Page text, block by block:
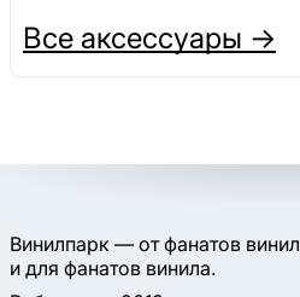
Все аксессуары →
Винилпарк — от фанатов
и для фанатов винила.